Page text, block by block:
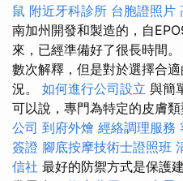
鼠 附近牙科診所 台胞證照片
南加州開發和製造的，自
來，已經準備好了很長時間
數次解釋，但是對於選擇合
況。 如何進行公司設立 與簡
可以說，專門為特定的皮膚
公司 到府外燴 經絡調理服務
簽證 腳底按摩技術士證照班
信社 最好的防禦方式是保護